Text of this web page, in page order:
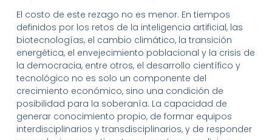
El costo de este rezago no es menor. En tiempos
definidos por los retos de la inteligencia artificial, las
biotecnologías, el cambio climático, la transición
energética, el envejecimiento poblacional y la crisis de
la democracia, entre otros, el desarrollo científico y
tecnológico no es solo un componente del
crecimiento económico, sino una condición de
posibilidad para la soberanía. La capacidad de
generar conocimiento propio, de formar equipos
interdisciplinarios y transdisciplinarios, y de responder